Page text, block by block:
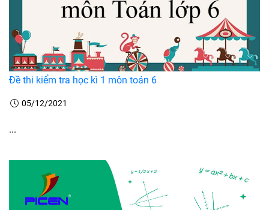
Đề thi kiểm tra học kì 1 môn toán 6
05/12/2021
...